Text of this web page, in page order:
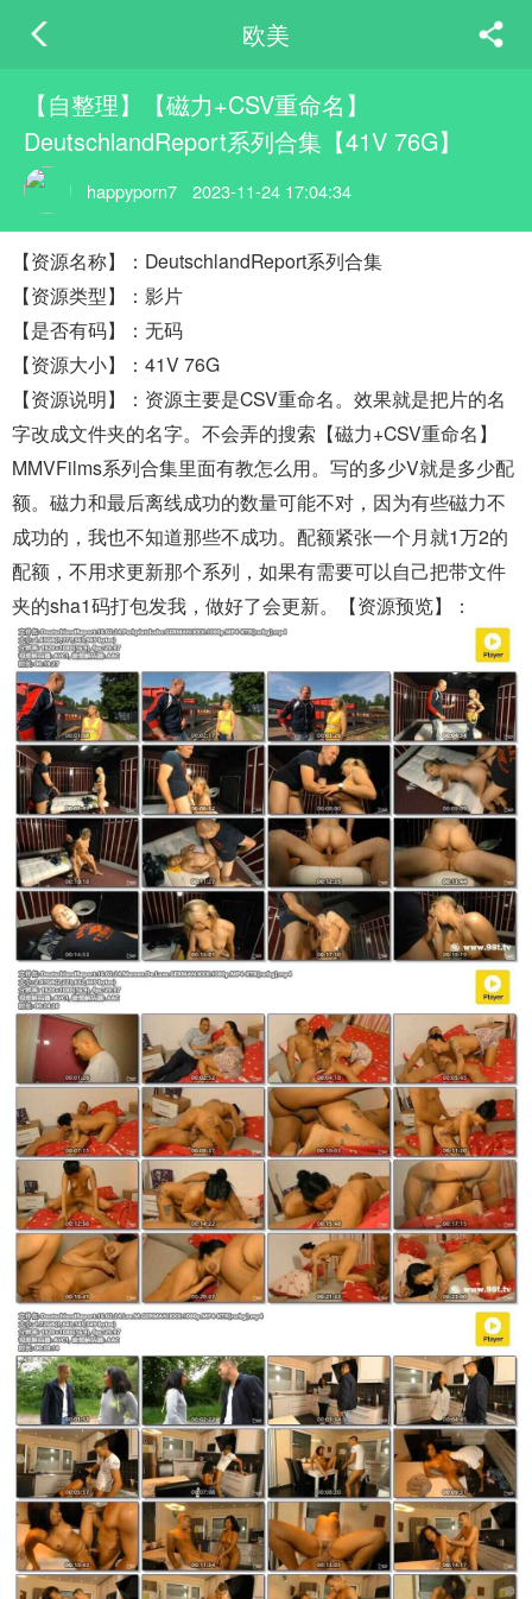
欧美
【自整理】【磁力+CSV重命名】
DeutschlandReport系列合集【41V 76G】
happyporn7 2023-11-24 17:04:34
【资源名称】：DeutschlandReport系列合集
【资源类型】：影片
【是否有码】：无码
【资源大小】：41V 76G
【资源说明】：资源主要是CSV重命名。效果就是把片的名
字改成文件夹的名字。不会弄的搜索【磁力+CSV重命名】
MMVFilms系列合集里面有教怎么用。写的多少V就是多少配
额。磁力和最后离线成功的数量可能不对，因为有些磁力不
成功的，我也不知道那些不成功。配额紧张一个月就1万2的
配额，不用求更新那个系列，如果有需要可以自己把带文件
夹的sha1码打包发我，做好了会更新。【资源预览】：